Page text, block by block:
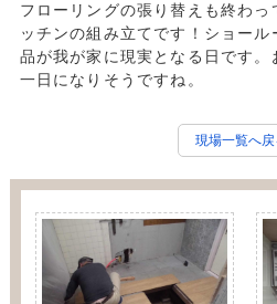
フローリングの張り替えも終わ
ッチンの組み立てです！ショー
品が我が家に現実となる日です
一日になりそうですね。
現場一覧へ戻